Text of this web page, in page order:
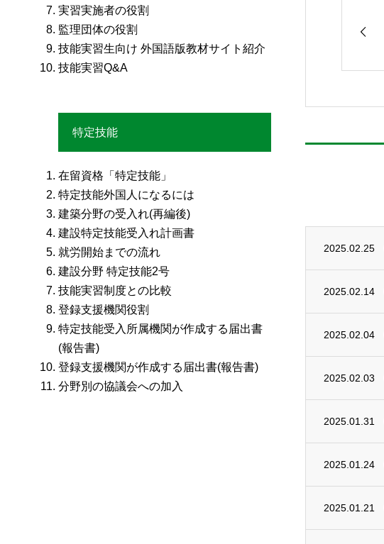
2025.02.25
2025.02.14
2025.02.04
2025.02.03
2025.01.31
2025.01.24
2025.01.21
実習実施者の役割
監理団体の役割
技能実習生向け 外国語版教材サイト紹介
技能実習Q&A
特定技能
在留資格「特定技能」
特定技能外国人になるには
建築分野の受入れ(再編後)
建設特定技能受入れ計画書
就労開始までの流れ
建設分野 特定技能2号
技能実習制度との比較
登録支援機関役割
特定技能受入所属機関が作成する届出書
(報告書)
登録支援機関が作成する届出書(報告書)
分野別の協議会への加入